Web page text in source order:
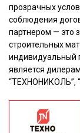
прозрачных
соблюдения
партнером — это
строительных
индивидуальный
является
“ТЕХНОНИКОЛЬ”,